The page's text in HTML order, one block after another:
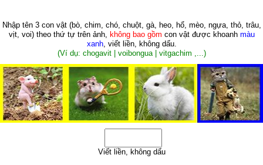
Nhập tên 3 con vật (bò, chim, chó, chuột, gà, heo, hổ, mèo, ngựa, thỏ, trâu,
vịt, voi)theo thứ tự trên ảnh, không bao gồm con vật được khoanh màu
xanh, viết liền, không dấu.
(Ví dụ: chogavit | voibongua | vitgachim ,...)
Viết liền, không dấu